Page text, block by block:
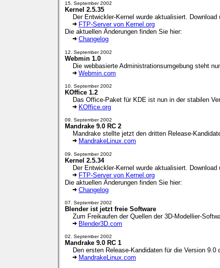
15. September 2002
Kernel 2.5.35
Der Entwickler-Kernel wurde aktualisiert. Download
FTP-Server von Kernel.org
Die aktuellen Änderungen finden Sie hier:
Changelog
12. September 2002
Webmin 1.0
Die webbasierte Administrationsumgebung steht
Webmin.com
10. September 2002
KOffice 1.2
Das Office-Paket für KDE ist nun in der stabilen
KOffice.org
09. September 2002
Mandrake 9.0 RC 2
Mandrake stellte jetzt den dritten Release-
MandrakeLinux.com
09. September 2002
Kernel 2.5.34
Der Entwickler-Kernel wurde aktualisiert. Download
FTP-Server von Kernel.org
Die aktuellen Änderungen finden Sie hier:
Changelog
07. September 2002
Blender ist jetzt freie Software
Zum Freikaufen der Quellen der 3D-Modellier-
Blender3D.com
02. September 2002
Mandrake 9.0 RC 1
Den ersten Release-Kandidaten für die Version 9.0
MandrakeLinux.com